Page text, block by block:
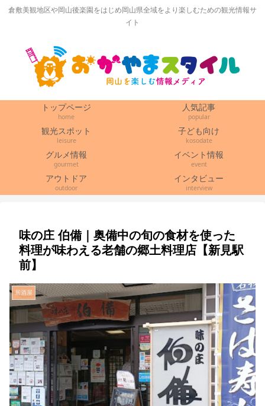
倉敷美観地区や岡山後楽園をはじめ岡山県全域をより楽しむための観光情報サ
イト
トップページ
home
人気記事
popular
観光スポット
leisure
子ども向け
kosodate
グルメ情報
gourmet
イベント情報
event
アウトドア
outdoor
インタビュー
interview
味の庄 伯備｜奥備中の旬の食材を使った
料理が味わえる老舗の郷土料理店【新見駅
前】
居酒屋